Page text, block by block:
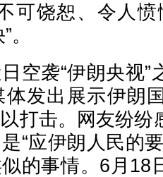
可饶恕、令人
空袭“伊朗央视”
发出展示伊朗
打击。网友纷纷
“应伊朗人民的
的事情。6月18